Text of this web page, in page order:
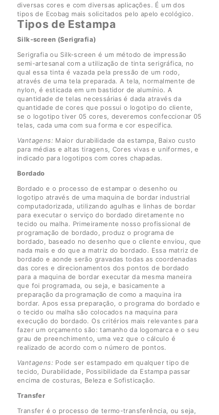
diversas cores e com diversas aplicações. É um dos
tipos de Ecobag mais solicitados pelo apelo ecológico.
Tipos de Estampa
Silk-screen (Serigrafia)
Serigrafia ou Silk-screen é um método de impressão
semi-artesanal com a utilização de tinta serigráfica, no
qual essa tinta é vazada pela pressão de um rodo,
através de uma tela preparada. A tela, normalmente de
nylon, é esticada em um bastidor de alumínio. A
quantidade de telas necessárias é dada através da
quantidade de cores que possui o logotipo do cliente,
se o logotipo tiver 05 cores, deveremos confeccionar 05
telas, cada uma com sua forma e cor especifica.
Vantagens: Maior durabilidade da estampa, Baixo custo
para médias e altas tiragens, Cores vivas e uniformes, e
indicado para logotipos com cores chapadas.
Bordado
Bordado e o processo de estampar o desenho ou
logotipo através de uma maquina de bordar industrial
computadorizada, utilizando agulhas e linhas de bordar
para executar o serviço do bordado diretamente no
tecido ou malha. Primeiramente nosso profissional de
programação de bordado, produz o programa de
bordado, baseado no desenho que o cliente enviou, que
nada mais e do que a matriz do bordado. Essa matriz de
bordado e aonde serão gravadas todas as coordenadas
das cores e direcionamentos dos pontos de bordado
para a maquina de bordar executar da mesma maneira
que foi programada, ou seja, e basicamente a
preparação da programação de como a maquina ira
bordar. Apos essa preparação, o programa do bordado e
o tecido ou malha são colocados na maquina para
execução do bordado. Os critérios mais relevantes para
fazer um orçamento são: tamanho da logomarca e o seu
grau de preenchimento, uma vez que o cálculo é
realizado de acordo com o número de pontos.
Vantagens: Pode ser estampado em qualquer tipo de
tecido, Durabilidade, Possibilidade da Estampa passar
encima de costuras, Beleza e Sofisticação.
Transfer
Transfer é o processo de termo-transferência, ou seja,